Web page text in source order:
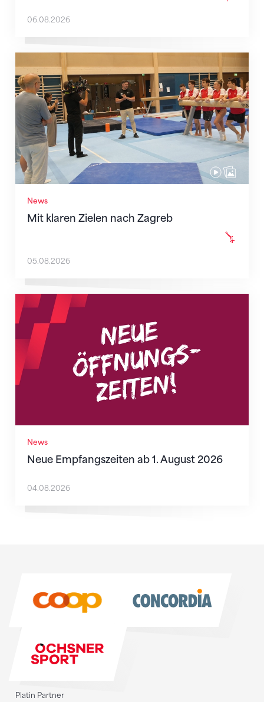
06.08.2026
News
Mit klaren Zielen nach Zagreb
Mit klaren Zielen nach Zagreb
05.08.2026
News
Neue Empfangszeiten ab 1. August 2026
Neue Empfangszeiten ab 1. August 2026
04.08.2026
Platin Partner